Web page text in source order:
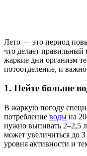
Лето — это период
что делает
жаркие дни организм
потоотделение, и
1. Пейте больше
В жаркую погоду
потребление воды на
нужно выпивать 2–2,5
может увеличиться до
уровня активности и